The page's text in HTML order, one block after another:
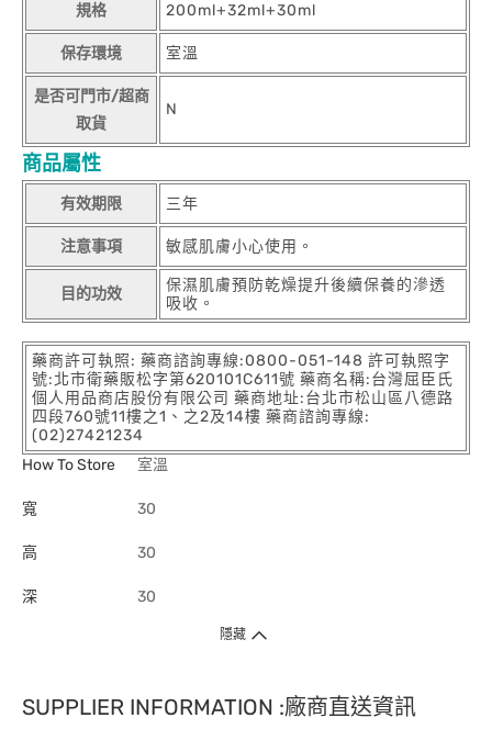
規格 200ml+32ml+30ml
保存環境 室溫
是否可門市/超商
取貨
N
商品屬性
有效期限 三年
注意事項 敏感肌膚小心使用。
目的功效
保濕肌膚預防乾燥提升後續保養的滲透
吸收。
藥商許可執照: 藥商諮詢專線:0800-051-148 許可執照字
號:北市衛藥販松字第620101C611號 藥商名稱:台灣屈臣氏
個人用品商店股份有限公司 藥商地址:台北市松山區八德路
四段760號11樓之1、之2及14樓 藥商諮詢專線:
(02)27421234
How To Store
室溫
寬 30
高 30
深 30
隱藏
SUPPLIER INFORMATION :廠商直送資訊